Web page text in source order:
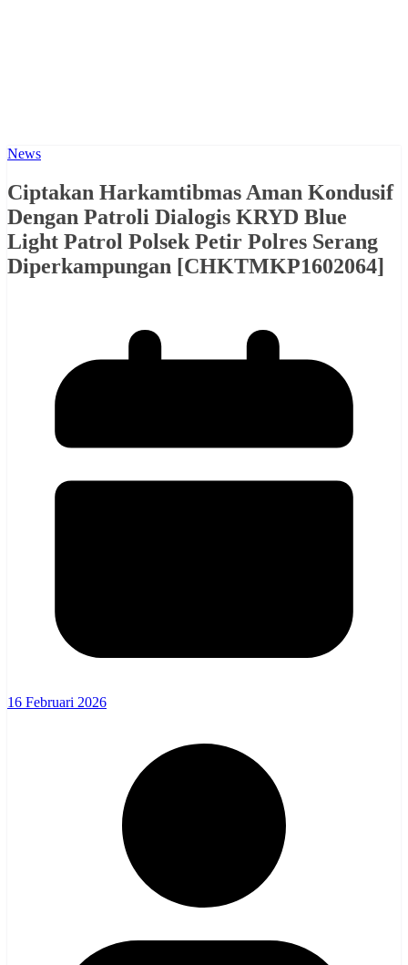
News
Ciptakan Harkamtibmas Aman Kondusif
Dengan Patroli Dialogis KRYD Blue
Light Patrol Polsek Petir Polres Serang
Diperkampungan [CHKTMKP1602064]
16 Februari 2026